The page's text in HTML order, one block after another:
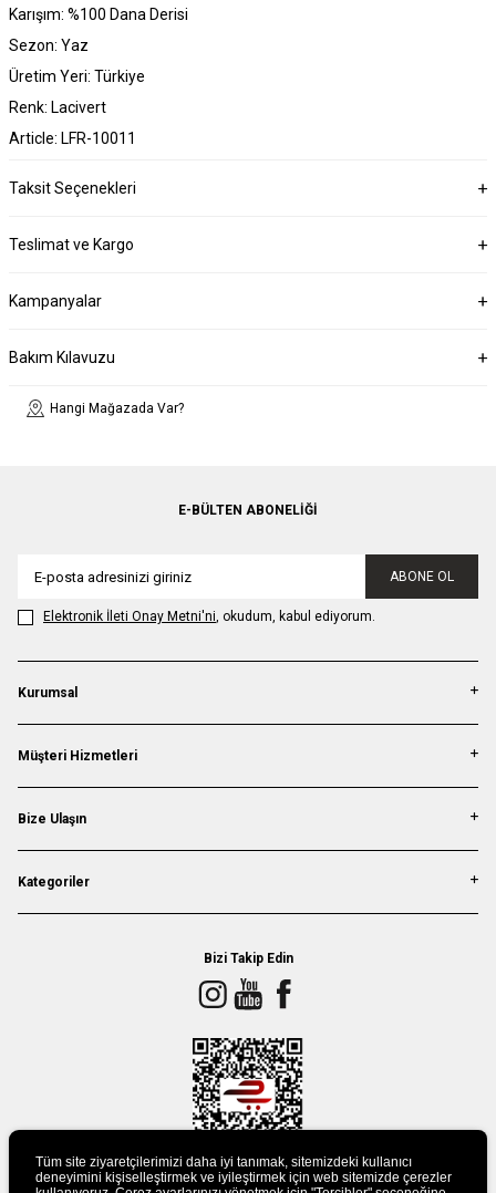
Karışım: %100 Dana Derisi
Sezon: Yaz
Üretim Yeri: Türkiye
Renk: Lacivert
Article: LFR-10011
Taksit Seçenekleri
Teslimat ve Kargo
Kampanyalar
Bakım Kılavuzu
Hangi Mağazada Var?
E-BÜLTEN ABONELIĞI
ABONE OL
Elektronik İleti Onay Metni'ni, okudum, kabul ediyorum.
Kurumsal
Müşteri Hizmetleri
Bize Ulaşın
Kategoriler
Bizi Takip Edin
Tüm site ziyaretçilerimizi daha iyi tanımak, sitemizdeki kullanıcı
deneyimini kişiselleştirmek ve iyileştirmek için web sitemizde çerezler